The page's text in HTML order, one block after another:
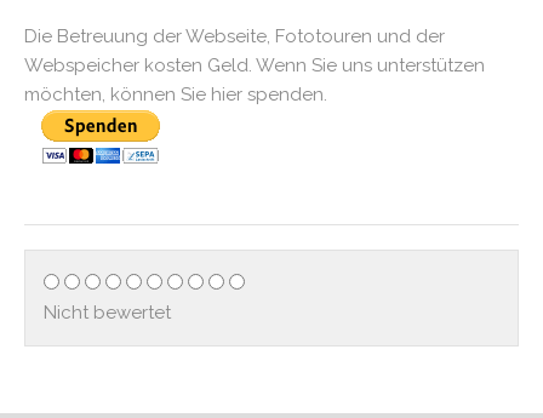
Die Betreuung der Webseite, Fototouren und der
Webspeicher kosten Geld. Wenn Sie uns unterstützen
möchten, können Sie hier spenden.
Nicht bewertet